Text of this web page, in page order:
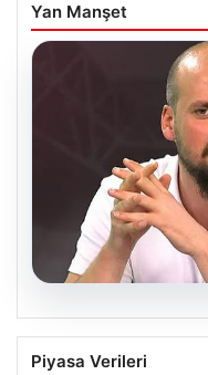
Yan Manşet
06.08.2026
Transfer krizi
Piyasa Verileri